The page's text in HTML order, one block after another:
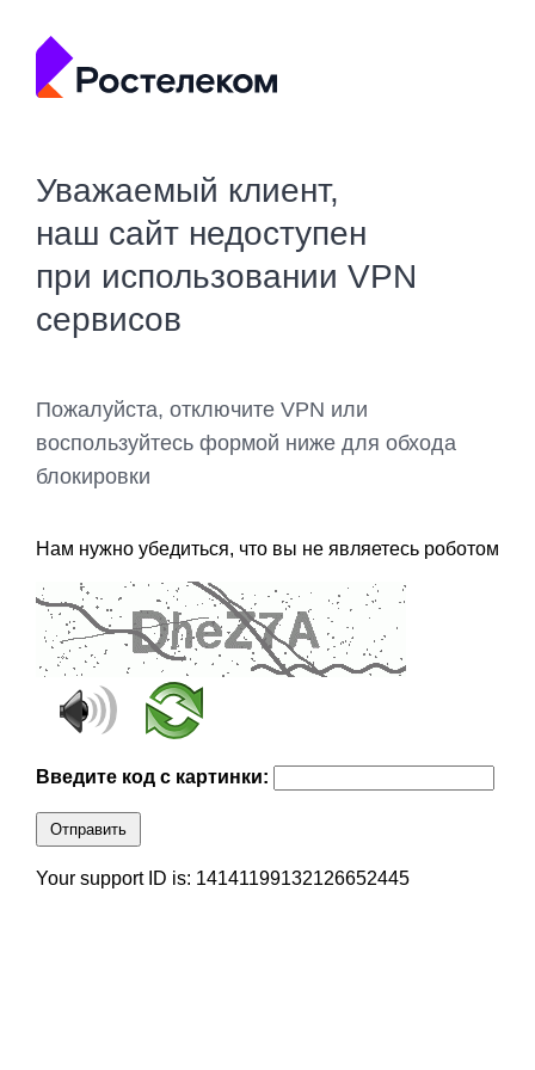
Уважаемый клиент,
наш сайт недоступен
при использовании VPN
сервисов
Пожалуйста, отключите VPN или
воспользуйтесь формой ниже для обхода
блокировки
Нам нужно убедиться, что вы не являетесь роботом
Введите код с картинки:
Отправить
Your support ID is: 14141199132126652445